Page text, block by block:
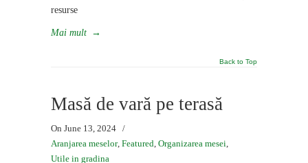
resurse
Mai mult →
Back to Top
Masă de vară pe terasă
On June 13, 2024 /
Aranjarea meselor, Featured Organizarea mesei
Utile in gradina